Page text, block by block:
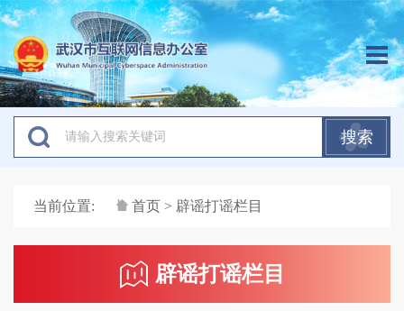
搜索
当前位置: 首页 > 辟谣打谣栏目
辟谣打谣栏目